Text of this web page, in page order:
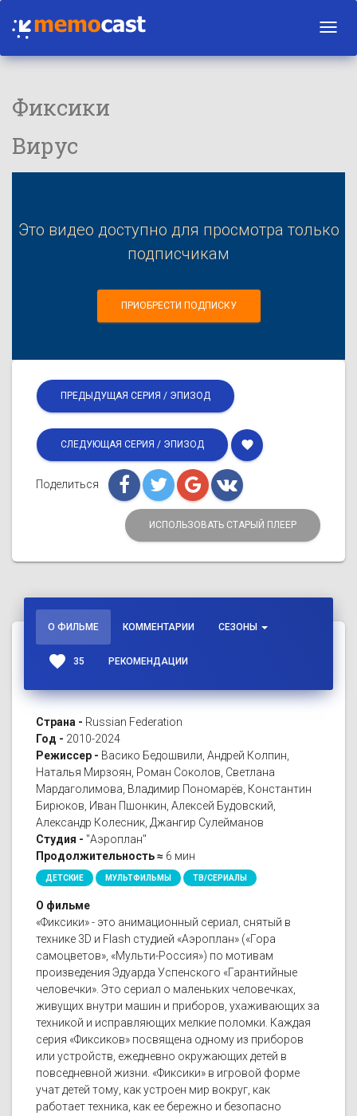
Фиксики
Вирус
Это видео доступно для просмотра только
подписчикам
ПРИОБРЕСТИ ПОДПИСКУ
ПРЕДЫДУЩАЯ СЕРИЯ / ЭПИЗОД
СЛЕДУЮЩАЯ СЕРИЯ / ЭПИЗОД favorite
Поделиться
ИСПОЛЬЗОВАТЬ СТАРЫЙ ПЛЕЕР
О ФИЛЬМЕ КОММЕНТАРИИ СЕЗОНЫ
favorite 35 РЕКОМЕНДАЦИИ
Страна - Russian Federation
Год - 2010-2024
Режиссер - Васико Бедошвили, Андрей Колпин,
Наталья Мирзоян, Роман Соколов, Светлана
Мардаголимова, Владимир Пономарёв, Константин
Бирюков, Иван Пшонкин, Алексей Будовский,
Александр Колесник, Джангир Сулейманов
Студия - "Аэроплан"
Продолжительность ≈ 6 мин
ДЕТСКИЕ МУЛЬТФИЛЬМЫ ТВ/СЕРИАЛЫ
О фильме
«Фиксики» - это анимационный сериал, снятый в
технике 3D и Flash студией «Аэроплан» («Гора
самоцветов», «Мульти-Россия») по мотивам
произведения Эдуарда Успенского «Гарантийные
человечки». Это сериал о маленьких человечках,
живущих внутри машин и приборов, ухаживающих за
техникой и исправляющих мелкие поломки. Каждая
серия «Фиксиков» посвящена одному из приборов
или устройств, ежедневно окружающих детей в
повседневной жизни. «Фиксики» в игровой форме
учат детей тому, как устроен мир вокруг, как
работает техника, как ее бережно и безопасно